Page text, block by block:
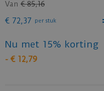
Van € 85,16
€ 72,37 per stuk
Nu met 15% korting
- € 12,79